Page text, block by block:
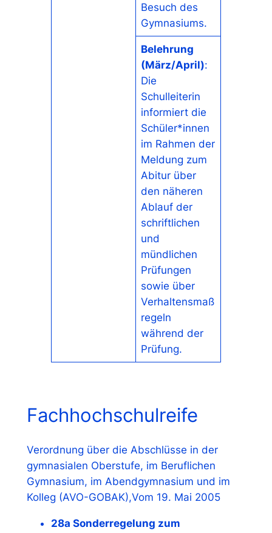
Besuch des
Gymnasiums.
Belehrung
(März/April):
Die
Schulleiterin
informiert die
Schüler*innen
im Rahmen der
Meldung zum
Abitur über
den näheren
Ablauf der
schriftlichen
und
mündlichen
Prüfungen
sowie über
Verhaltensmaß
regeln
während der
Prüfung.
Fachhochschulreife
Verordnung über die Abschlüsse in der
gymnasialen Oberstufe, im Beruflichen
Gymnasium, im Abendgymnasium und im
Kolleg (AVO-GOBAK),Vom 19. Mai 2005
28a Sonderregelung zum